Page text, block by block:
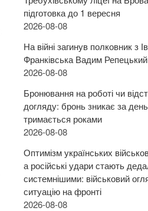
підготовка до 1 вересня
2026-08-08
На війні загинув полковник з
Франківська Вадим
2026-08-08
Бронювання на роботі чи
догляду: бронь зникає за
тримається роками
2026-08-08
Оптимізм українських
а російські удари стають
системнішими: військовий
ситуацію на фронті
2026-08-08